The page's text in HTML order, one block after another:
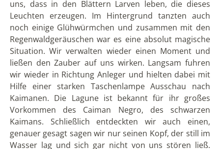
KATEGORIEN
ChileEcuadorGalapagos KolumbienPanamaPeruKultur
Natur & TiereReiseerlebnisseInselhoppingKreuzfahrten
SCHLAGWÖRTER
Andenstädte(36) Auszeichnungen & Travel Awards(1)
Beeindruckende Fauna(45)